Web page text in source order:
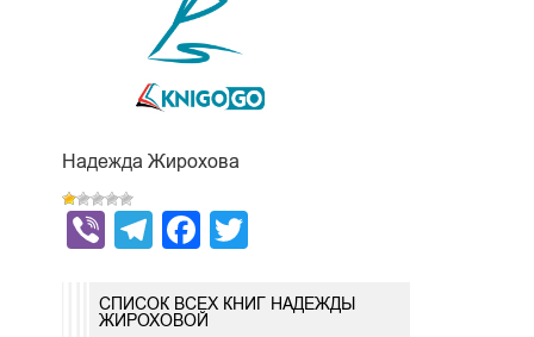
Надежда Жирохова
ViberTelegram
Facebook
СПИСОК ВСЕХ КНИГ НАДЕЖДЫ
ЖИРОХОВОЙ